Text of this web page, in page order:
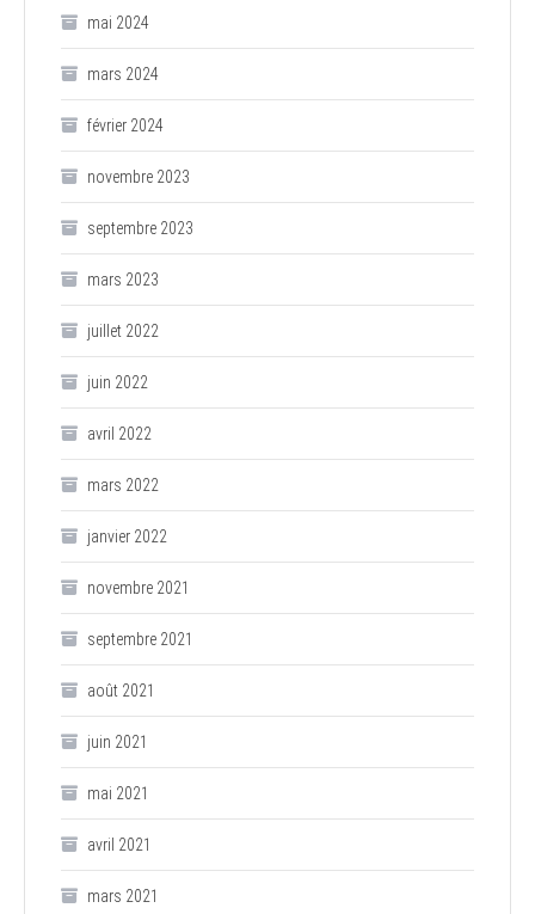
mai 2024
mars 2024
février 2024
novembre 2023
septembre 2023
mars 2023
juillet 2022
juin 2022
avril 2022
mars 2022
janvier 2022
novembre 2021
septembre 2021
août 2021
juin 2021
mai 2021
avril 2021
mars 2021